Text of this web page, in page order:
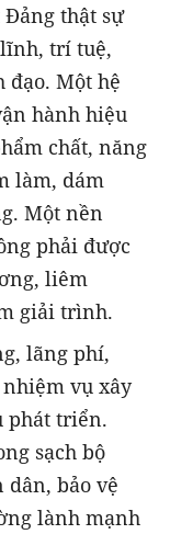
thật sự
trí tuệ,
đạo. Một hệ
hành hiệu
chất, năng
làm, dám
Một nền
phải được
liêm
giải trình.
lãng phí,
vụ xây
phát triển.
sạch bộ
dân, bảo vệ
lành mạnh